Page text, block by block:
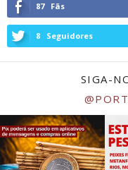
87 Fãs
8 Seguidores
SIGA-